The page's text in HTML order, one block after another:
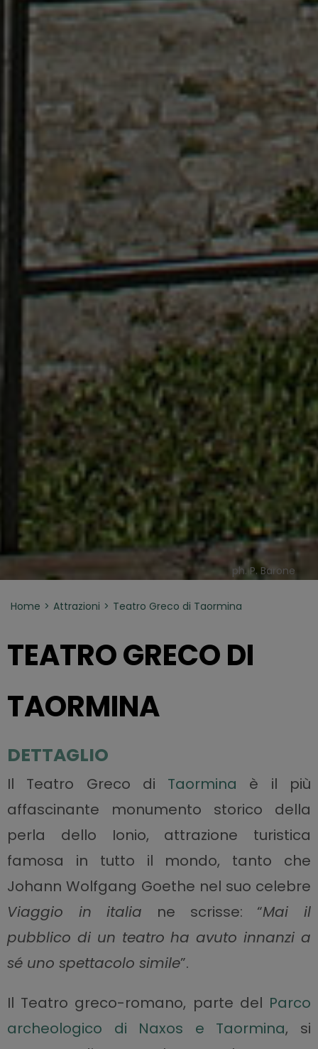
ph. P. Barone
Home Attrazioni Teatro Greco di Taormina
TEATRO GRECO DI
TAORMINA
DETTAGLIO
Il Teatro Greco di Taormina è il più
affascinante monumento storico della
perla dello Ionio, attrazione turistica
famosa in tutto il mondo, tanto che
Johann Wolfgang Goethe nel suo celebre
Viaggio in italia ne scrisse: “Mai il
pubblico di un teatro ha avuto innanzi a
sé uno spettacolo simile”.
Il Teatro greco-romano, parte del Parco
archeologico di Naxos e Taormina, si